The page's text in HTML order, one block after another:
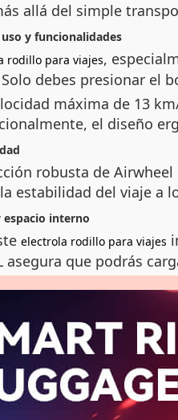
allá del simple
y funcionalidades
rodillo para viajes,
debes presionar el
máxima de 13
el diseño
robusta de
estabilidad del viaje a
espacio interno
electrola rodillo para viajes
asegura que podrás